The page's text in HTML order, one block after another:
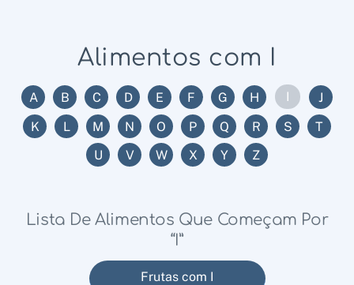
Alimentos com I
A B C D E F G H I
J
K
L M N O P Q R S
T
U
V W X Y Z
Lista De Alimentos Que Começam Por
“I”
Frutas com I